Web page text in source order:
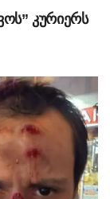
კურიერს